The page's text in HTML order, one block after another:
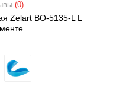
(0)
Zelart BO-5135-L L